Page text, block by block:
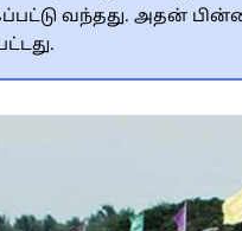
வந்தது. அதன்